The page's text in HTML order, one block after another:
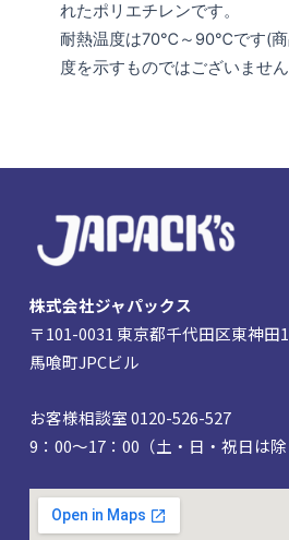
れたポリエチレンです。
耐熱温度は70℃～90℃です(商
度を示すものではございません)
株式会社ジャパックス
〒101-0031 東京都千代田区東神田
馬喰町JPCビル
お客様相談室 0120-526-527
9：00～17：00（土・日・祝日は除